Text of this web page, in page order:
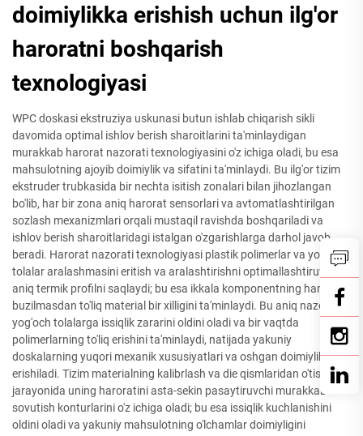
doimiylikka erishish uchun ilg'or
haroratni boshqarish
texnologiyasi
WPC doskasi ekstruziya uskunasi butun ishlab chiqarish sikli
davomida optimal ishlov berish sharoitlarini ta'minlaydigan
murakkab harorat nazorati texnologiyasini o'z ichiga oladi, bu esa
mahsulotning ajoyib doimiylik va sifatini ta'minlaydi. Bu ilg'or tizim
ekstruder trubkasida bir nechta isitish zonalari bilan jihozlangan
bo'lib, har bir zona aniq harorat sensorlari va avtomatlashtirilgan
sozlash mexanizmlari orqali mustaqil ravishda boshqariladi va
ishlov berish sharoitlaridagi istalgan o'zgarishlarga darhol javob
beradi. Harorat nazorati texnologiyasi plastik polimerlar va yog'och
tolalar aralashmasini eritish va aralashtirishni optimallashtiruvchi
aniq termik profilni saqlaydi; bu esa ikkala komponentning ham
buzilmasdan to'liq material bir xilligini ta'minlaydi. Bu aniq nazorat
yog'och tolalarga issiqlik zararini oldini oladi va bir vaqtda
polimerlarning to'liq erishini ta'minlaydi, natijada yakuniy
doskalarning yuqori mexanik xususiyatlari va oshgan doimiylikka
erishiladi. Tizim materialning kalibrlash va die qismlaridan o'tish
jarayonida uning haroratini asta-sekin pasaytiruvchi murakkab
sovutish konturlarini o'z ichiga oladi; bu esa issiqlik kuchlanishini
oldini oladi va yakuniy mahsulotning o'lchamlar doimiyligini